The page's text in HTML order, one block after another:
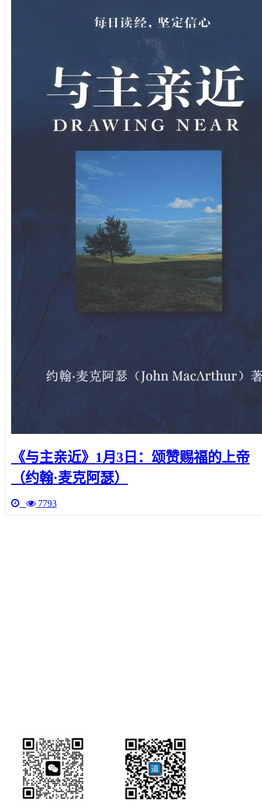
《与主亲近》1月3日：颂赞赐福的上帝
（约翰·麦克阿瑟）
7793